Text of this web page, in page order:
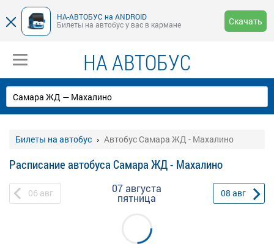
НА-АВТОБУС на ANDROID
Билеты на автобус у вас в кармане
Скачать
НА АВТОБУС
Билеты на автобус Автобус Самара ЖД - Махалино
Расписание автобуса Самара ЖД - Махалино
06 авг 07 августа
пятница 08 авг